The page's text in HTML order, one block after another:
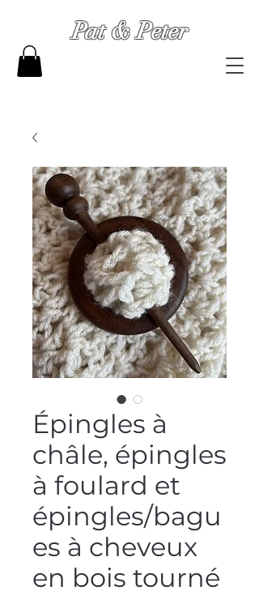
Pat & Peter
Épingles à
châle, épingles
à foulard et
épingles/bagu
es à cheveux
en bois tourné